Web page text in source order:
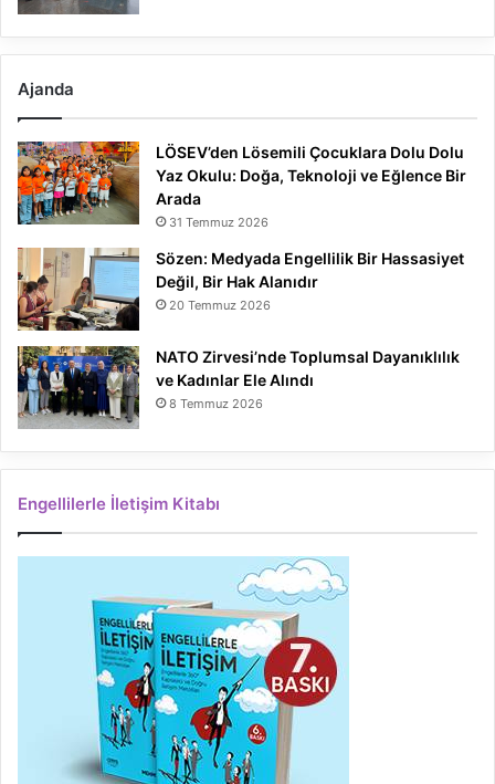
Ajanda
LÖSEV’den Lösemili Çocuklara Dolu Dolu
Yaz Okulu: Doğa, Teknoloji ve Eğlence Bir
Arada
31 Temmuz 2026
Sözen: Medyada Engellilik Bir Hassasiyet
Değil, Bir Hak Alanıdır
20 Temmuz 2026
NATO Zirvesi’nde Toplumsal Dayanıklılık
ve Kadınlar Ele Alındı
8 Temmuz 2026
Engellilerle İletişim Kitabı